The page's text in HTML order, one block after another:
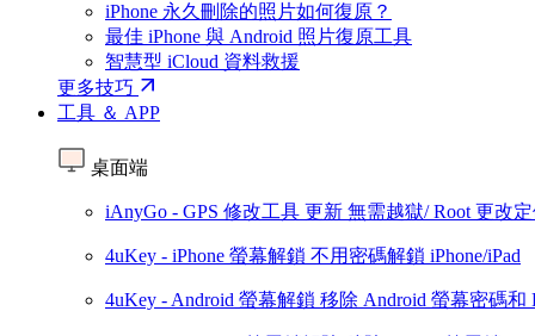
iPhone 永久刪除的照片如何復原？
最佳 iPhone 與 Android 照片復原工具
智慧型 iCloud 資料救援
更多技巧
工具 ＆ APP
桌面端
iAnyGo - GPS 修改工具 更新 無需越獄/ Root 更改
4uKey - iPhone 螢幕解鎖 不用密碼解鎖 iPhone/iPad
4uKey - Android 螢幕解鎖 移除 Android 螢幕密碼和